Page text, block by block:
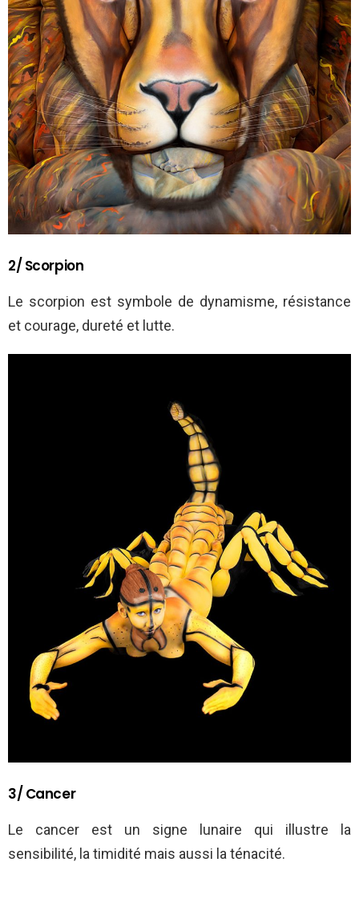
2/ Scorpion
Le scorpion est symbole de dynamisme, résistance
et courage, dureté et lutte.
3/ Cancer
Le cancer est un signe lunaire qui illustre la
sensibilité, la timidité mais aussi la ténacité.